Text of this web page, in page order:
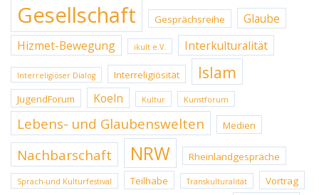
Gesellschaft Gesprächsreihe
Glaube
Hizmet-Bewegung
ikult e.V. Interkulturalität
Interreligiöser Dialog Interreligiösität Islam
JugendForum Koeln Kultur Kunstforum
Lebens- und Glaubenswelten Medien
Nachbarschaft NRW Rheinlandgespräche
Sprach-und Kulturfestival Teilhabe Transkulturalität Vortrag